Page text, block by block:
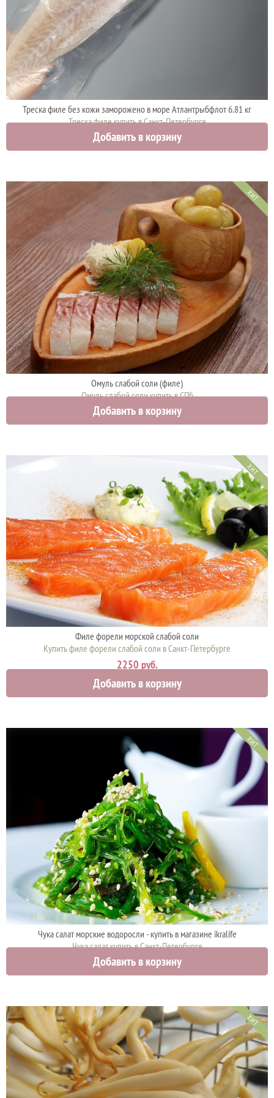
Треска филе без кожи заморожено в море Атлантрыбфлот 6.81 кг
Треска филе купить в Санкт-Петербурге
0 руб.
Добавить в корзину
ХИТ
Омуль слабой соли (филе)
Омуль слабой соли купить в СПб
1900 руб.
Добавить в корзину
ХИТ
Филе форели морской слабой соли
Купить филе форели слабой соли в Санкт-Петербурге
2250 руб.
Добавить в корзину
ХИТ
Чука салат морские водоросли - купить в магазине ikralife
Чука салат купить в Санкт-Петербурге
630 руб.
Добавить в корзину
ХИТ